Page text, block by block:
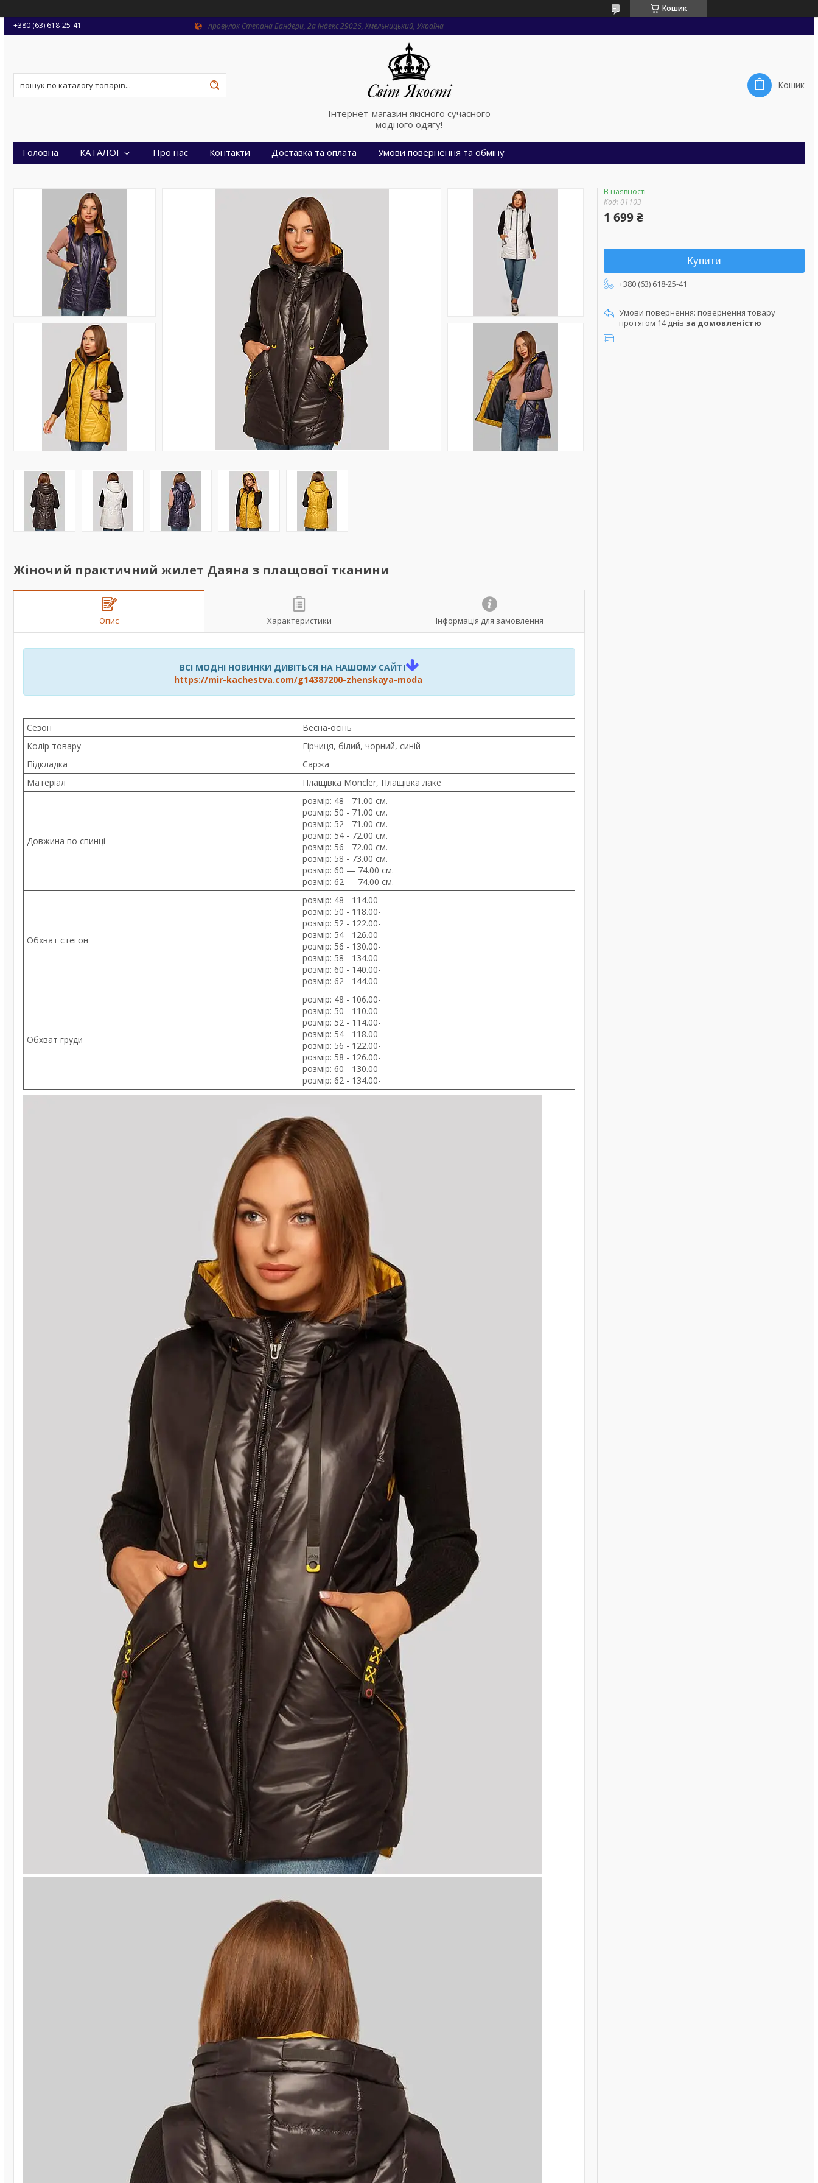
Кошик
+380 (63) 618-25-41
провулок Степана Бандери, 2a індекс 29026, Хмельницький, Україна
Інтернет-магазин якісного сучасного
модного одягу!
Кошик
Головна КАТАЛОГ Про нас Контакти Доставка та оплата Умови повернення та обміну
Жіночий практичний жилет Даяна з плащової тканини
Опис Характеристики Інформація для замовлення
ВСІ МОДНІ НОВИНКИ ДИВІТЬСЯ НА НАШОМУ САЙТІ
https://mir-kachestva.com/g14387200-zhenskaya-moda
Сезон
Весна-осінь
Колір товару
Гірчиця, білий, чорний, синій
Підкладка
Саржа
Матеріал
Плащівка Moncler, Плащівка лаке
Довжина по спинці
розмір: 48 - 71.00 см.
розмір: 50 - 71.00 см.
розмір: 52 - 71.00 см.
розмір: 54 - 72.00 см.
розмір: 56 - 72.00 см.
розмір: 58 - 73.00 см.
розмір: 60 — 74.00 см.
розмір: 62 — 74.00 см.
Обхват стегон
розмір: 48 - 114.00-
розмір: 50 - 118.00-
розмір: 52 - 122.00-
розмір: 54 - 126.00-
розмір: 56 - 130.00-
розмір: 58 - 134.00-
розмір: 60 - 140.00-
розмір: 62 - 144.00-
Обхват груди
розмір: 48 - 106.00-
розмір: 50 - 110.00-
розмір: 52 - 114.00-
розмір: 54 - 118.00-
розмір: 56 - 122.00-
розмір: 58 - 126.00-
розмір: 60 - 130.00-
розмір: 62 - 134.00-
В наявності
Код: 01103
1 699 ₴
Купити
+380 (63) 618-25-41
повернення товару
протягом 14 днів за домовленістю